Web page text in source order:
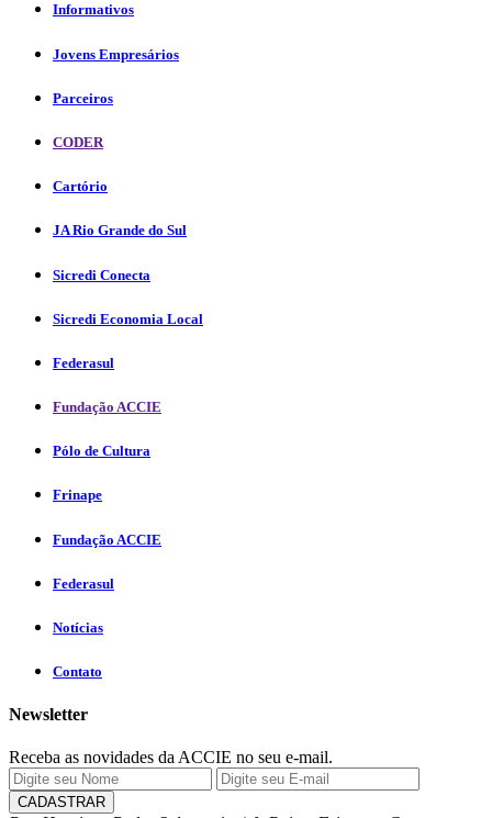
Informativos
Jovens Empresários
Parceiros
CODER
Cartório
JA Rio Grande do Sul
Sicredi Conecta
Sicredi Economia Local
Federasul
Fundação ACCIE
Pólo de Cultura
Frinape
Fundação ACCIE
Federasul
Notícias
Contato
Newsletter
Receba as novidades da ACCIE no seu e-mail.